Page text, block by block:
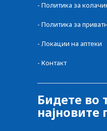
- Политика за
- Политика за
-Локации на аптеки
- Контакт
Бидете во